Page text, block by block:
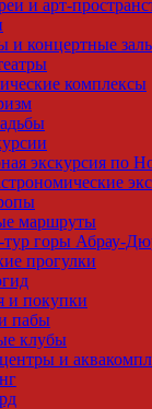
и арт-
и концертные
комплексы
экскурсия по
маршруты
горы Абрау-
прогулки
и покупки
пабы
клубы
и